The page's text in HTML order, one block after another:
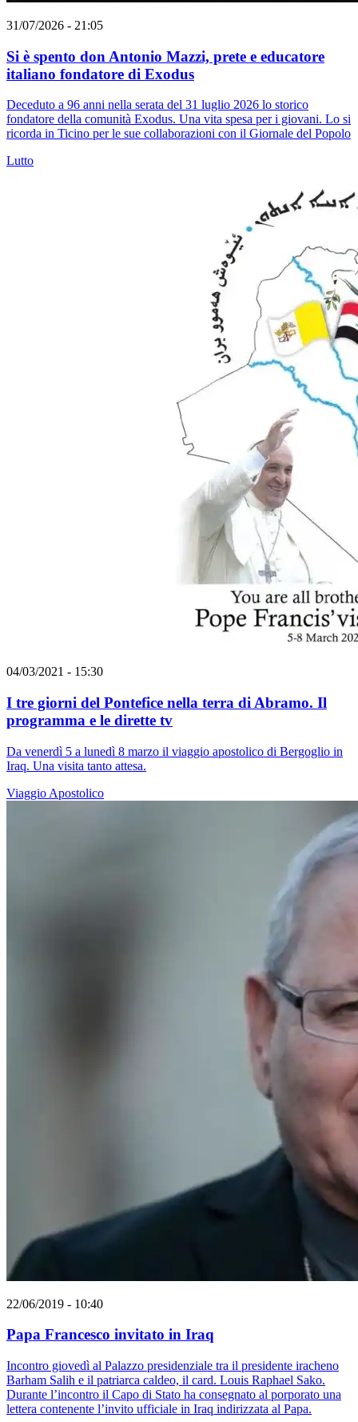
31/07/2026 - 21:05
Si è spento don Antonio Mazzi, prete e educatore
italiano fondatore di Exodus
Deceduto a 96 anni nella serata del 31 luglio 2026 lo storico
fondatore della comunità Exodus. Una vita spesa per i giovani. Lo si
ricorda in Ticino per le sue collaborazioni con il Giornale del Popolo
Lutto
04/03/2021 - 15:30
I tre giorni del Pontefice nella terra di Abramo. Il
programma e le dirette tv
Da venerdì 5 a lunedì 8 marzo il viaggio apostolico di Bergoglio in
Iraq. Una visita tanto attesa.
Viaggio Apostolico
22/06/2019 - 10:40
Papa Francesco invitato in Iraq
Incontro giovedì al Palazzo presidenziale tra il presidente iracheno
Barham Salih e il patriarca caldeo, il card. Louis Raphael Sako.
Durante l’incontro il Capo di Stato ha consegnato al porporato una
lettera contenente l’invito ufficiale in Iraq indirizzata al Papa.